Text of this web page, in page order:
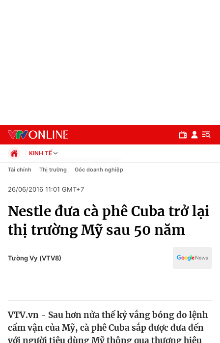
Chuyên mục
Chính trị
Thế giới
KINH TẾ
Chính trị
Pháp luật
Kinh tế
Thể thao
Truyền hình
Y tế
Tài chính Thị trường Góc doanh nghiệp
26/06/2016 11:01 GMT+7
Nestle đưa cà phê Cuba trở lại
thị trường Mỹ sau 50 năm
Tường Vy (VTV8)
VTV.vn - Sau hơn nửa thế kỷ vắng bóng do lệnh
cấm vận của Mỹ, cà phê Cuba sắp được đưa đến
với người tiêu dùng Mỹ thông qua thương hiệu